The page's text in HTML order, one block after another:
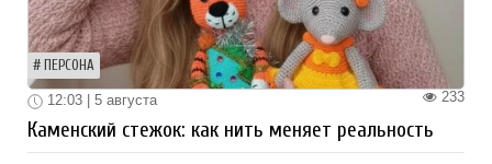
ПЕРСОНА
233
12:03 | 5 августа
Каменский стежок: как нить меняет реальность